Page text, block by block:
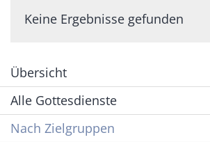
Keine Ergebnisse gefunden
Übersicht
Alle Gottesdienste
Nach Zielgruppen